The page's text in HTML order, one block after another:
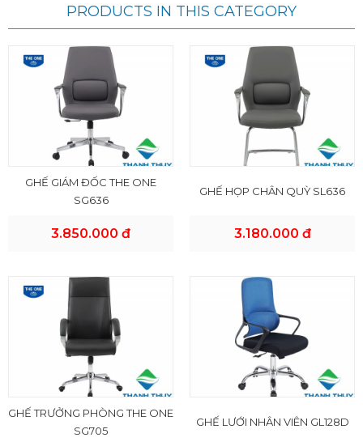
PRODUCTS IN THIS CATEGORY
GHẾ GIÁM ĐỐC THE ONE
SG636
3.850.000 đ
GHẾ HỌP CHÂN QUỲ SL636
3.180.000 đ
GHẾ TRƯỞNG PHÒNG THE ONE
SG705
GHẾ LƯỚI NHÂN VIÊN GL128D